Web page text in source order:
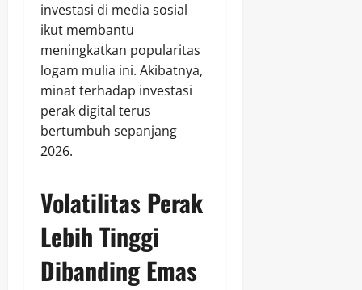
investasi di media sosial
ikut membantu
meningkatkan popularitas
logam mulia ini. Akibatnya,
minat terhadap investasi
perak digital terus
bertumbuh sepanjang
2026.
Volatilitas Perak
Lebih Tinggi
Dibanding Emas